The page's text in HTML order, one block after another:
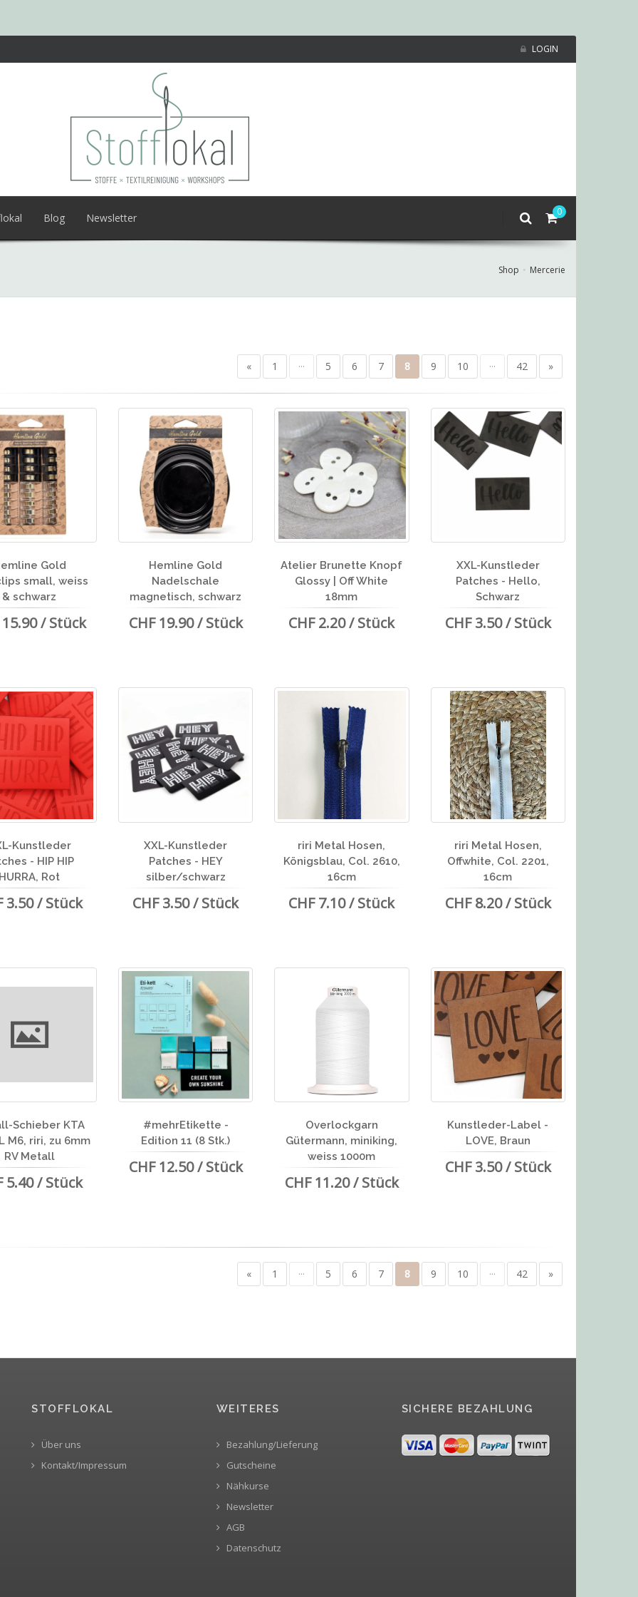
LOGIN
0
Blog Newsletter
Shop Mercerie
« 1 ··· 5 6 7 8 9 10 ··· 42 »
Gold
small, weiss
& schwarz
15.90 / Stück
Hemline Gold
Nadelschale
magnetisch, schwarz
CHF 19.90 / Stück
Atelier Brunette Knopf
Glossy | Off White
18mm
CHF 2.20 / Stück
XXL-Kunstleder
Patches - Hello,
Schwarz
CHF 3.50 / Stück
Kunstleder
- HIP HIP
HURRA, Rot
3.50 / Stück
XXL-Kunstleder
Patches - HEY
silber/schwarz
CHF 3.50 / Stück
riri Metal Hosen,
Königsblau, Col. 2610,
16cm
CHF 7.10 / Stück
riri Metal Hosen,
Offwhite, Col. 2201,
16cm
CHF 8.20 / Stück
Schieber KTA
M6, riri, zu 6mm
RV Metall
5.40 / Stück
#mehrEtikette -
Edition 11 (8 Stk.)
CHF 12.50 / Stück
Overlockgarn
Gütermann, miniking,
weiss 1000m
CHF 11.20 / Stück
Kunstleder-Label -
LOVE, Braun
CHF 3.50 / Stück
« 1 ··· 5 6 7 8 9 10 ··· 42 »
STOFFLOKAL
Über uns
Kontakt/Impressum
WEITERES
Bezahlung/Lieferung
Gutscheine
Nähkurse
Newsletter
AGB
Datenschutz
SICHERE BEZAHLUNG